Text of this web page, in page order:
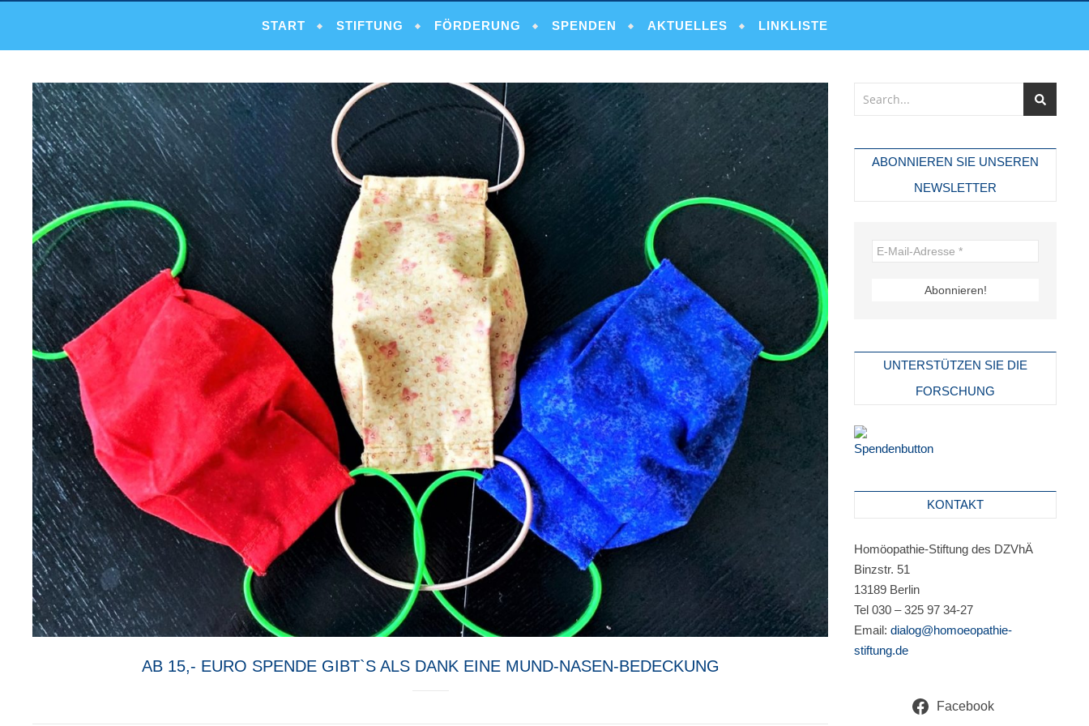
START STIFTUNG FÖRDERUNG SPENDEN AKTUELLES LINKLISTE
AB 15,- EURO SPENDE GIBT`S ALS DANK EINE MUND-NASEN-BEDECKUNG
ABONNIEREN SIE UNSEREN
NEWSLETTER
UNTERSTÜTZEN SIE DIE
FORSCHUNG
KONTAKT
Homöopathie-Stiftung des DZVhÄ
Binzstr. 51
13189 Berlin
Tel 030 – 325 97 34-27
Email: dialog@homoeopathie-
stiftung.de
Facebook